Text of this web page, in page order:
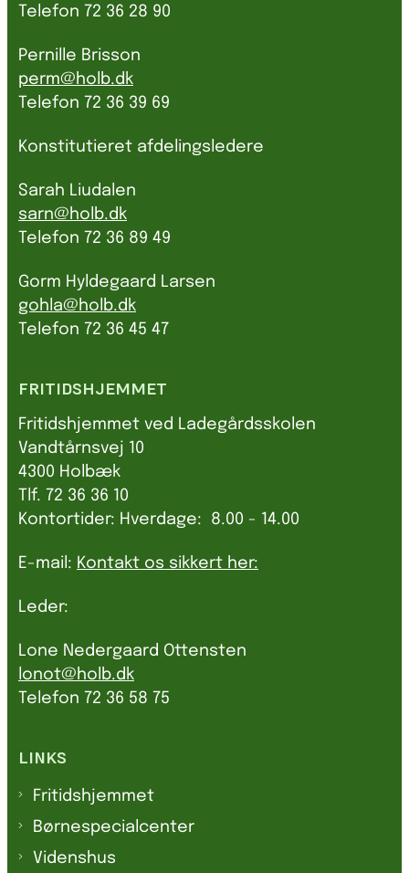
Telefon 72 36 28 90
Pernille Brisson
perm@holb.dk
Telefon 72 36 39 69
Konstitutieret afdelingsledere
Sarah Liudalen
sarn@holb.dk
Telefon 72 36 89 49
Gorm Hyldegaard Larsen
gohla@holb.dk
Telefon 72 36 45 47
FRITIDSHJEMMET
Fritidshjemmet ved Ladegårdsskolen
Vandtårnsvej 10
4300 Holbæk
Tlf. 72 36 36 10
Kontortider: Hverdage: 8.00 - 14.00
E-mail: Kontakt os sikkert her:
Leder:
Lone Nedergaard Ottensten
lonot@holb.dk
Telefon 72 36 58 75
LINKS
Fritidshjemmet
Børnespecialcenter
Videnshus